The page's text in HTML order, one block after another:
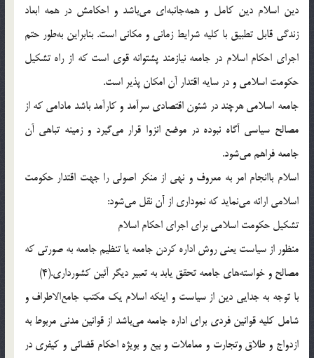
دين اسلام دين کامل و همه‌جانبه‌اى مى‌باشد و احکامش در همه ابعاد
زندگى قابل تطبيق با کليه شرايط زمانى و مکانى است. بنابراين به‌طور حتم
اجراى احکام اسلام در جامعه نيازمند پشتوانه قوى است که از راه تشکيل
حکومت اسلامى و در سايه اقتدار آن امکان پذير است.
جامعه اسلامى هرچند در شئون اقتصادى سرآمد و کارآمد باشد مادامى که از
مصالح سياسى آگاه نبوده در موضع انزوا قرار مى‌گيرد و زمينه تباهى آن
جامعه فراهم مى‌شود.
اسلام باانجام امر به معروف و نهى از منکر اصولى را جهت اقتدار حکومت
اسلامى ارائه مى‌نمايد که نمودارى از آن نقل مى‌شود:
تشکيل حکومت اسلامى براى اجراى احکام اسلام
منظور از سياست يعنى روش اداره کردن جامعه يا تنظيم جامعه به صورتى که
مصالح و خواسته‌هاى جامعه تحقق يابد به تعبير ديگر آئين کشورداري.(4)
با توجه به جدايى دين از سياست و اينکه اسلام يک مکتب جامع‌الاطراف و
شامل کليه قوانين فردى براى اداره جامعه مى‌باشد از قوانين مدنى مربوط به
ازدواج و طلاق وتجارت و معاملات و بيع و بويژه احکام قضائى و کيفرى در